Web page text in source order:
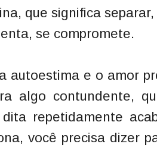
que significa
se compromete.
autoestima e o amor
algo contundente,
repetidamente
você precisa dizer